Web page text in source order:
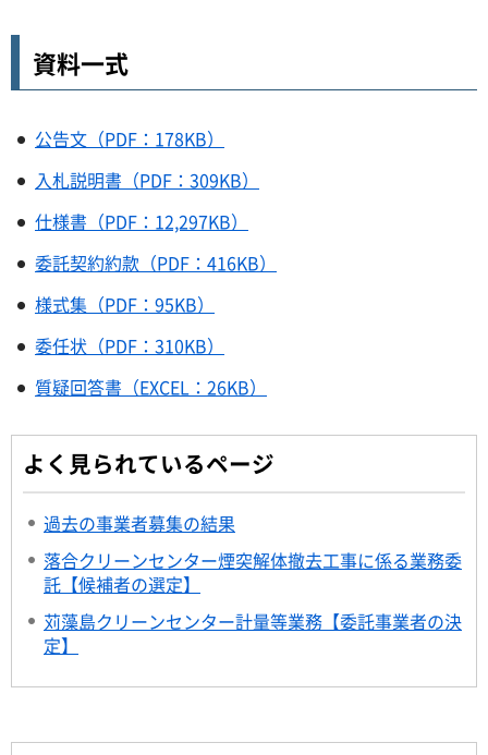
資料一式
公告文（PDF：178KB）
入札説明書（PDF：309KB）
仕様書（PDF：12,297KB）
委託契約約款（PDF：416KB）
様式集（PDF：95KB）
委任状（PDF：310KB）
質疑回答書（EXCEL：26KB）
よく見られているページ
過去の事業者募集の結果
落合クリーンセンター煙突解体撤去工事に係る業務委
託【候補者の選定】
苅藻島クリーンセンター計量等業務【委託事業者の決
定】